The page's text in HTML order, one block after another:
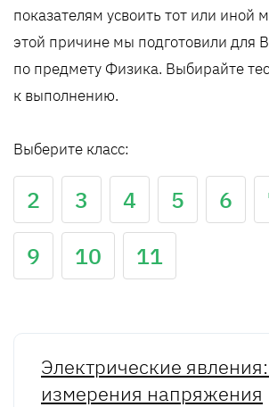
показателям усвоить тот или иной
этой причине мы подготовили для
по предмету Физика. Выбирайте
к выполнению.
Выберите класс:
2 3 4 5 6
9
10 11
Электрические
измерения напряжения